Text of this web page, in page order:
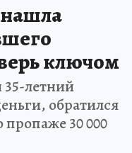
ключом
летний
обратился
30 000